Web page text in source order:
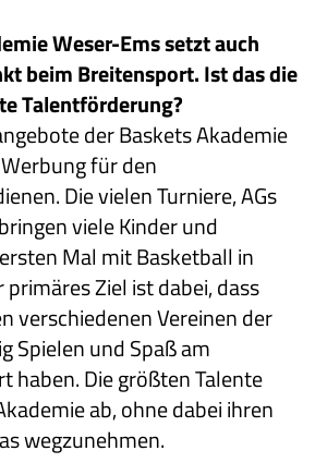
Weser-Ems setzt auch
beim Breitensport. Ist das die
Talentförderung?
der Baskets Akademie
für den
Die vielen Turniere, AGs
viele Kinder und
Mal mit Basketball in
Ziel ist dabei, dass
verschiedenen Vereinen der
Spielen und Spaß am
haben. Die größten Talente
ab, ohne dabei ihren
wegzunehmen.